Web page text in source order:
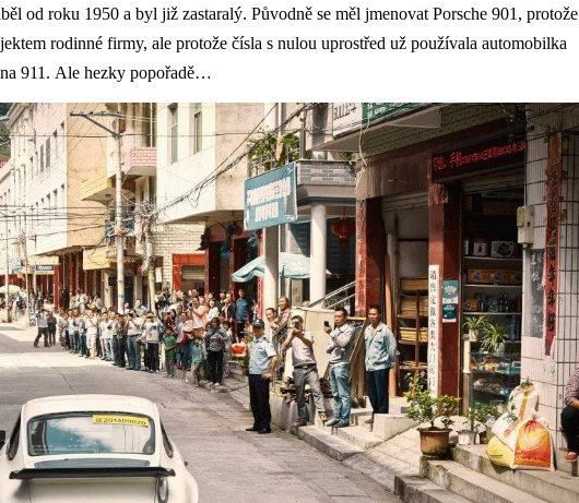
od roku 1950 a byl již zastaralý. Původně se měl jmenovat Porsche 901, protože
rodinné firmy, ale protože čísla s nulou uprostřed už používala automobilka
911. Ale hezky popořadě…